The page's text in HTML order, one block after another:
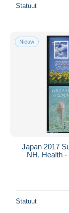
Statuut
Nieuw
Japan 2017
NH, Health
Statuut